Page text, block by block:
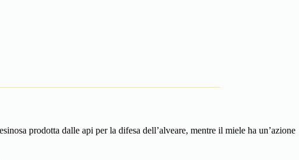
prodotta dalle api per la difesa dell’alveare, mentre il miele ha un’azione